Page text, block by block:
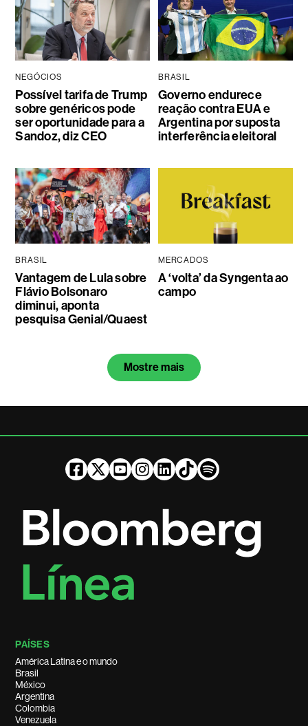
NEGÓCIOS
Possível tarifa de Trump
sobre genéricos pode
ser oportunidade para a
Sandoz, diz CEO
BRASIL
Governo endurece
reação contra EUA e
Argentina por suposta
interferência eleitoral
BRASIL
Vantagem de Lula sobre
Flávio Bolsonaro
diminui, aponta
pesquisa Genial/Quaest
MERCADOS
A ‘volta’ da Syngenta ao
campo
Mostre mais
PAÍSES
América Latina e o mundo
Brasil
México
Argentina
Colombia
Venezuela